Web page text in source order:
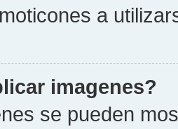
a
imagenes?
se pueden